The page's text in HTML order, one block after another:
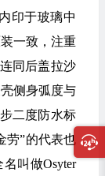
印于玻璃中
一致，注重
同后盖拉沙
侧身弧度与
二度防水标
劳”的代表也
叫做Osyter